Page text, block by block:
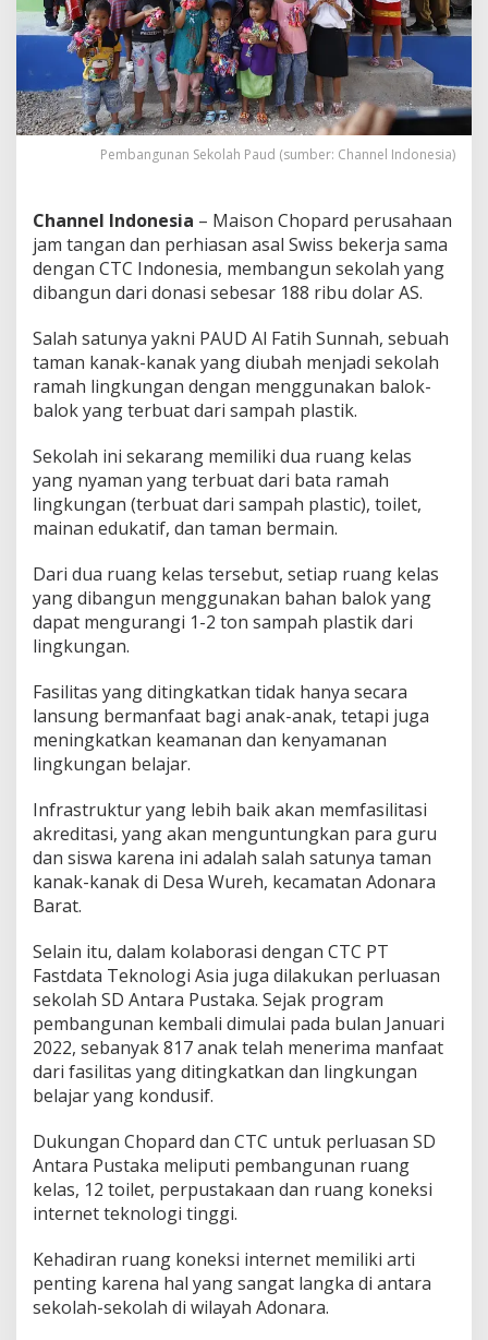
U
D
R
a
m
a
h
L
k
u
n
g
a
Pembangunan Sekolah Paud (sumber: Channel Indonesia)
Channel Indonesia – Maison Chopard perusahaan
jam tangan dan perhiasan asal Swiss bekerja sama
dengan CTC Indonesia, membangun sekolah yang
dibangun dari donasi sebesar 188 ribu dolar AS.
Salah satunya yakni PAUD Al Fatih Sunnah, sebuah
taman kanak-kanak yang diubah menjadi sekolah
ramah lingkungan dengan menggunakan balok-
balok yang terbuat dari sampah plastik.
Sekolah ini sekarang memiliki dua ruang kelas
yang nyaman yang terbuat dari bata ramah
lingkungan (terbuat dari sampah plastic), toilet,
mainan edukatif, dan taman bermain.
Dari dua ruang kelas tersebut, setiap ruang kelas
yang dibangun menggunakan bahan balok yang
dapat mengurangi 1-2 ton sampah plastik dari
lingkungan.
Fasilitas yang ditingkatkan tidak hanya secara
lansung bermanfaat bagi anak-anak, tetapi juga
meningkatkan keamanan dan kenyamanan
lingkungan belajar.
Infrastruktur yang lebih baik akan memfasilitasi
akreditasi, yang akan menguntungkan para guru
dan siswa karena ini adalah salah satunya taman
kanak-kanak di Desa Wureh, kecamatan Adonara
Barat.
Selain itu, dalam kolaborasi dengan CTC PT
Fastdata Teknologi Asia juga dilakukan perluasan
sekolah SD Antara Pustaka. Sejak program
pembangunan kembali dimulai pada bulan Januari
2022, sebanyak 817 anak telah menerima manfaat
dari fasilitas yang ditingkatkan dan lingkungan
belajar yang kondusif.
Dukungan Chopard dan CTC untuk perluasan SD
Antara Pustaka meliputi pembangunan ruang
kelas, 12 toilet, perpustakaan dan ruang koneksi
internet teknologi tinggi.
Kehadiran ruang koneksi internet memiliki arti
penting karena hal yang sangat langka di antara
sekolah-sekolah di wilayah Adonara.